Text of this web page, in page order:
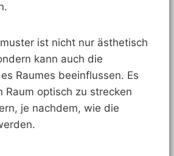
ist nicht nur ästhetisch
kann auch die
Raumes beeinflussen. Es
Raum optisch zu strecken
je nachdem, wie die